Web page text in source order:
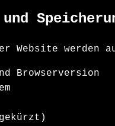
Website
Browserversion